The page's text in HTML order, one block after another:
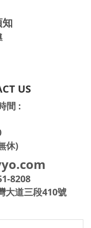
US
間 :
休)
8208
大道三段410號